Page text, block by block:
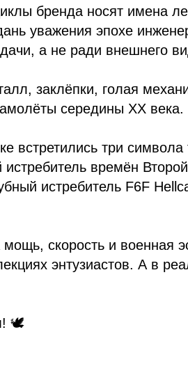
бренда носят имена
уважения эпохе
а не ради внешнего
заклёпки, голая
середины XX века.
встретились три
истребитель времён
истребитель F6F
мощь, скорость и военная
энтузиастов. А в
🕊️